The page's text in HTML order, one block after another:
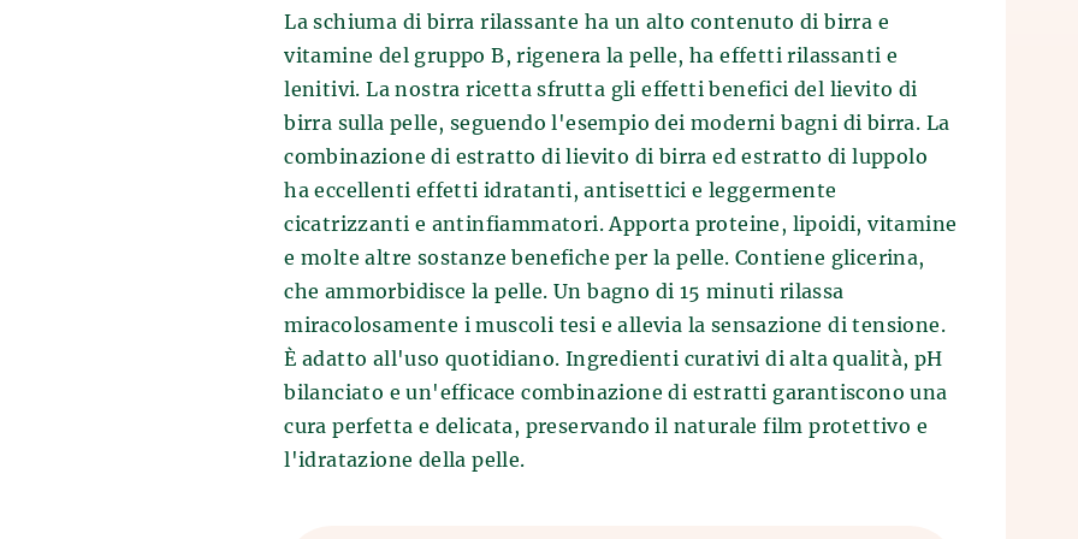
La schiuma di birra rilassante ha un alto contenuto di birra e
vitamine del gruppo B, rigenera la pelle, ha effetti rilassanti e
lenitivi. La nostra ricetta sfrutta gli effetti benefici del lievito di
birra sulla pelle, seguendo l'esempio dei moderni bagni di birra. La
combinazione di estratto di lievito di birra ed estratto di luppolo
ha eccellenti effetti idratanti, antisettici e leggermente
cicatrizzanti e antinfiammatori. Apporta proteine, lipoidi, vitamine
e molte altre sostanze benefiche per la pelle. Contiene glicerina,
che ammorbidisce la pelle. Un bagno di 15 minuti rilassa
miracolosamente i muscoli tesi e allevia la sensazione di tensione.
È adatto all'uso quotidiano. Ingredienti curativi di alta qualità, pH
bilanciato e un'efficace combinazione di estratti garantiscono una
cura perfetta e delicata, preservando il naturale film protettivo e
l'idratazione della pelle.
è ufficialmente noto fin dal
degli effetti benefici del
della birra ebbe inizio dalla
che essi coltivavano. Il grano
di terracotta in cui veniva